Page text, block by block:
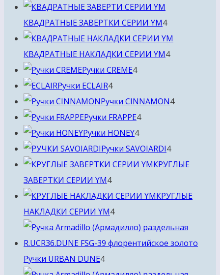
товара
КВАДРАТНЫЕ ЗАВЕРТКИ СЕРИИ YM44
товара
КВАДРАТНЫЕ НАКЛАДКИ СЕРИИ YM44
Ручки CREME44
Ручки ECLAIR44
товара
Ручки CINNAMON44
Ручки FRAPPE44
Ручки HONEY44
товара
Ручки SAVOIARDI44
товара
КРУГЛЫЕ
ЗАВЕРТКИ СЕРИИ YM44
товара
КРУГЛЫЕ
НАКЛАДКИ СЕРИИ YM44
товара
Ручки URBAN DUNE44